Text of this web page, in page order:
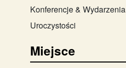
Konferencje & Wydarzenia
Uroczystości
Miejsce